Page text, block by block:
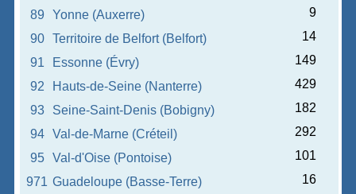
89
Yonne (Auxerre)
9
90
Territoire de Belfort (Belfort)
14
91
Essonne (Évry)
149
92
Hauts-de-Seine (Nanterre)
429
93
Seine-Saint-Denis (Bobigny)
182
94
Val-de-Marne (Créteil)
292
95
Val-d'Oise (Pontoise)
101
971 Guadeloupe (Basse-Terre)
16